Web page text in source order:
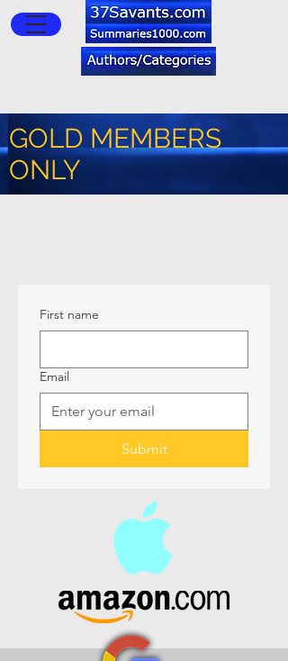
GOLD MEMBERS
ONLY
First name
Email
Submit